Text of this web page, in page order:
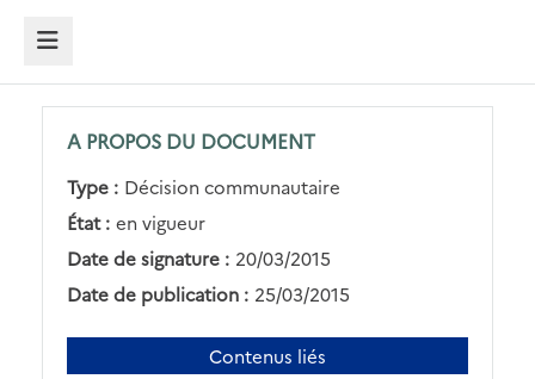
MENU
A PROPOS DU DOCUMENT
Type : Décision communautaire
État : en vigueur
Date de signature : 20/03/2015
Date de publication : 25/03/2015
Contenus liés